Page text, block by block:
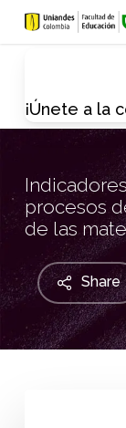
Skip
¡Únete a la
procesos
de las
Share